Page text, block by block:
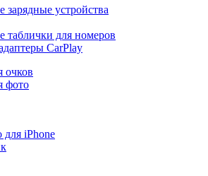
устройства
таблички для номеров
CarPlay
очков
фото
для iPhone